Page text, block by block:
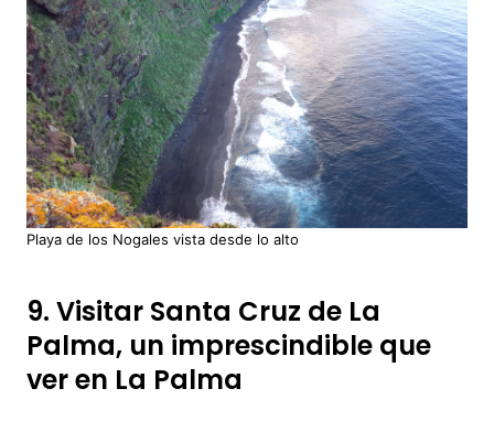
Playa de los Nogales vista desde lo alto
9. Visitar Santa Cruz de La
Palma, un imprescindible que
ver en La Palma